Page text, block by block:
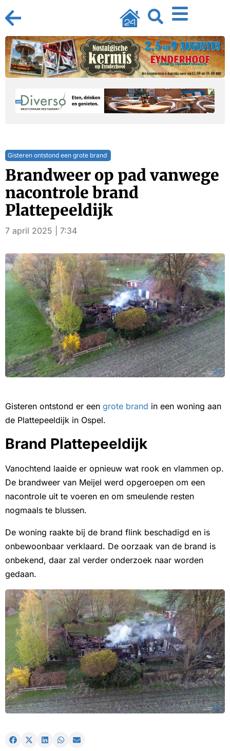
Gisteren ontstond een grote brand
Brandweer op pad vanwege
nacontrole brand
Plattepeeldijk
7 april 2025 | 7:34
Gisteren ontstond er een grote brand in een woning aan
de Plattepeeldijk in Ospel.
Brand Plattepeeldijk
Vanochtend laaide er opnieuw wat rook en vlammen op.
De brandweer van Meijel werd opgeroepen om een
nacontrole uit te voeren en om smeulende resten
nogmaals te blussen.
De woning raakte bij de brand flink beschadigd en is
onbewoonbaar verklaard. De oorzaak van de brand is
onbekend, daar zal verder onderzoek naar worden
gedaan.